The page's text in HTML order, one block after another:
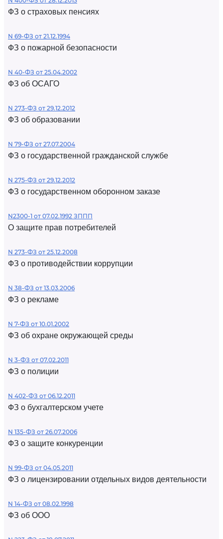
ФЗ о страховых пенсиях
N 69-ФЗ от 21.12.1994
ФЗ о пожарной безопасности
N 40-ФЗ от 25.04.2002
ФЗ об ОСАГО
N 273-ФЗ от 29.12.2012
ФЗ об образовании
N 79-ФЗ от 27.07.2004
ФЗ о государственной гражданской службе
N 275-ФЗ от 29.12.2012
ФЗ о государственном оборонном заказе
N2300-1 от 07.02.1992 ЗППП
О защите прав потребителей
N 273-ФЗ от 25.12.2008
ФЗ о противодействии коррупции
N 38-ФЗ от 13.03.2006
ФЗ о рекламе
N 7-ФЗ от 10.01.2002
ФЗ об охране окружающей среды
N 3-ФЗ от 07.02.2011
ФЗ о полиции
N 402-ФЗ от 06.12.2011
ФЗ о бухгалтерском учете
N 135-ФЗ от 26.07.2006
ФЗ о защите конкуренции
N 99-ФЗ от 04.05.2011
ФЗ о лицензировании отдельных видов деятельности
N 14-ФЗ от 08.02.1998
ФЗ об ООО